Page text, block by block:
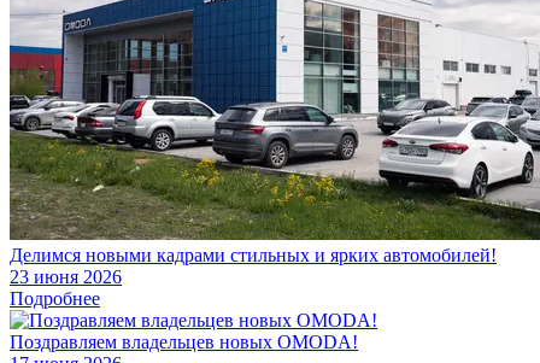
Делимся новыми кадрами стильных и ярких автомобилей!
23 июня 2026
Подробнее
Поздравляем владельцев новых OMODA!